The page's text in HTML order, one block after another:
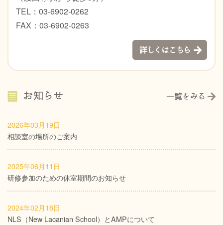
TEL：03-6902-0262
FAX：03-6902-0263
2026年03月19日
相談室の場所のご案内
2025年06月11日
研修参加のための休室期間のお知らせ
2024年02月18日
NLS（New Lacanian School）とAMPについて